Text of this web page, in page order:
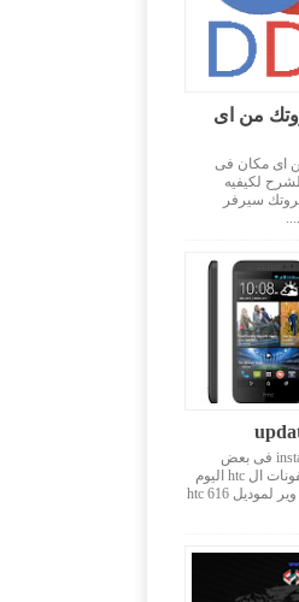
من اى
اى مكان فى
لكيفيه
سيرفر
install firmware htc desire 616 فى بعض
الاحيان يحدث خلل فى تليفونات ال htc اليوم
سوف نقوم بتنزيل سوفت وير لموديل htc 616